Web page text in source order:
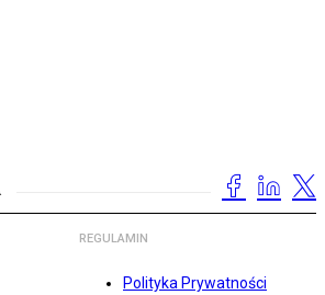
REGULAMIN
Polityka Prywatności